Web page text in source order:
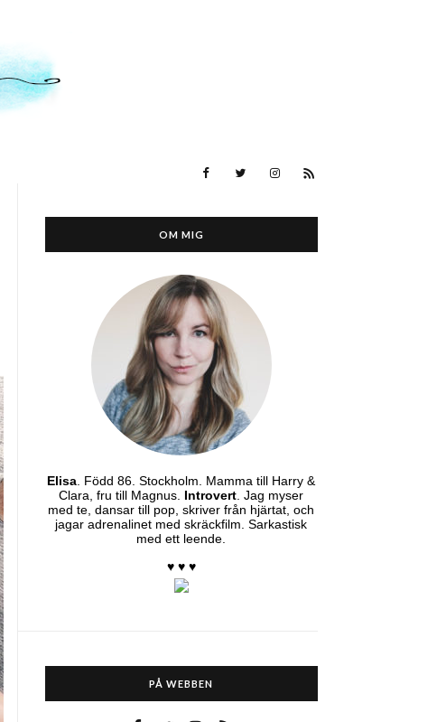
OM MIG
Elisa. Född 86. Stockholm. Mamma till Harry &
Clara, fru till Magnus. Introvert. Jag myser
med te, dansar till pop, skriver från hjärtat, och
jagar adrenalinet med skräckfilm. Sarkastisk
med ett leende.
♥ ♥ ♥
PÅ WEBBEN